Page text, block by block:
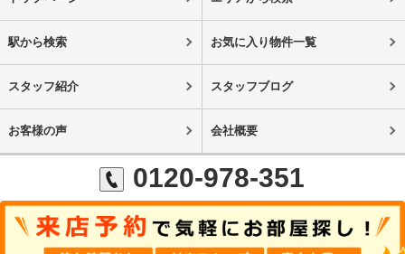
駅から検索 お気に入り物件一覧
スタッフ紹介 スタッフブログ
お客様の声 会社概要
0120-978-351